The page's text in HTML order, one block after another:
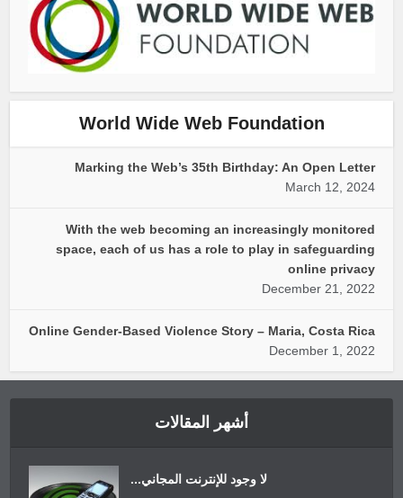
World Wide Web Foundation
Marking the Web’s 35th Birthday: An Open Letter
March 12, 2024
With the web becoming an increasingly monitored
space, each of us has a role to play in safeguarding
online privacy
December 21, 2022
Online Gender-Based Violence Story – Maria, Costa Rica
December 1, 2022
أشهر المقالات
لا وجود للإنترنت المجاني...